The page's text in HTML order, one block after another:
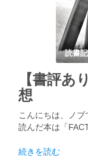
読書
【書評あ
想
こんにちは、ノ
読んだ本は「
続きを読む